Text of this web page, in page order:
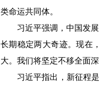
类命运共同体。
习近平强调，中国发展
长期稳定两大奇迹。现在
大。我们将坚定不移全面
习近平指出，新征程是